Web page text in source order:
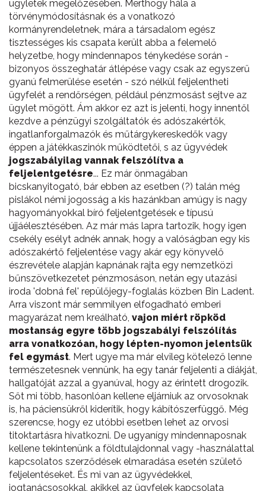
ügyletek megelőzésében. Merthogy hála a
törvénymódosításnak és a vonatkozó
kormányrendeletnek, mára a társadalom egész
tisztességes kis csapata került abba a felemelő
helyzetbe, hogy mindennapos ténykedése során -
bizonyos összeghatár átlépése vagy csak az egyszerű
gyanú felmerülése esetén - szó nélkül feljelentheti
ügyfelét a rendőrségen, például pénzmosást sejtve az
ügylet mögött. Ám akkor ez azt is jelenti, hogy innentől
kezdve a pénzügyi szolgáltatók és adószakértők,
ingatlanforgalmazók és műtárgykereskedők vagy
éppen a játékkaszinók működtetői, s az ügyvédek
jogszabályilag vannak felszólítva a
feljelentgetésre... Ez már önmagában
bicskanyitogató, bár ebben az esetben (?) talán még
pislákol némi jogosság a kis hazánkban amúgy is nagy
hagyományokkal bíró feljelentgetések e típusú
újjáélesztésében. Az már más lapra tartozik, hogy igen
csekély esélyt adnék annak, hogy a valóságban egy kis
adószakértő feljelentése vagy akár egy könyvelő
észrevétele alapján kapnának rajta egy nemzetközi
bűnszövetkezetet pénzmosáson, netán egy utazási
iroda 'dobná fel' repülőjegy-foglalás közben Bin Ladent.
Arra viszont már semmilyen elfogadható emberi
magyarázat nem kreálható, vajon miért röpköd
mostanság egyre több jogszabályi felszólítás
arra vonatkozóan, hogy lépten-nyomon jelentsük
fel egymást. Mert ugye ma már elvileg kötelező lenne
természetesnek vennünk, ha egy tanár feljelenti a diákját,
hallgatóját azzal a gyanúval, hogy az érintett drogozik.
Sőt mi több, hasonlóan kellene eljárniuk az orvosoknak
is, ha páciensükről kiderítik, hogy kábítószerfüggő. Még
szerencse, hogy ez utóbbi esetben lehet az orvosi
titoktartásra hivatkozni. De ugyanígy mindennaposnak
kellene tekintenünk a földtulajdonnal vagy -használattal
kapcsolatos szerződések elmaradása esetén születő
feljelentéseket. És mi van az ügyvédekkel,
jogtanácsosokkal, akikkel az ügyfelek kapcsolata